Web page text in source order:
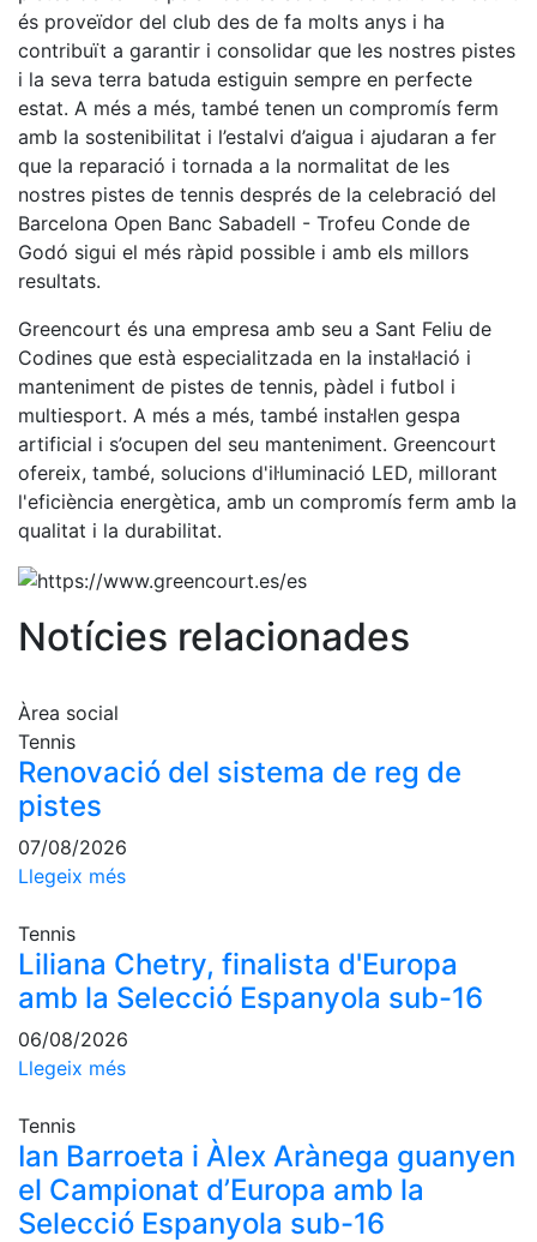
Serveis
Instal·lacions
Preguntes
Freqüents
(FAQs)
Treballa amb
nosaltres
Àrea esportiva
Tennis
Escola de
tennis
Next Gen
Palmarès
equips
Llegendes
Jugadors
Competicions
Campionat
Social de
Quadres
Quadre
d'Honor
Històric
del
Campionat
Fotos
Normativa
Pàdel
Pàdel
Campionat
Social Pàdel
Quadres
és proveïdor del club des de fa molts anys i ha
contribuït a garantir i consolidar que les nostres pistes
i la seva terra batuda estiguin sempre en perfecte
estat. A més a més, també tenen un compromís ferm
amb la sostenibilitat i l’estalvi d’aigua i ajudaran a fer
que la reparació i tornada a la normalitat de les
nostres pistes de tennis després de la celebració del
Barcelona Open Banc Sabadell - Trofeu Conde de
Godó sigui el més ràpid possible i amb els millors
resultats.
Greencourt és una empresa amb seu a Sant Feliu de
Codines que està especialitzada en la instal·lació i
manteniment de pistes de tennis, pàdel i futbol i
multiesport. A més a més, també instal·len gespa
artificial i s’ocupen del seu manteniment. Greencourt
ofereix, també, solucions d'il·luminació LED, millorant
l'eficiència energètica, amb un compromís ferm amb la
qualitat i la durabilitat.
Notícies relacionades
Àrea social
Tennis
Renovació del sistema de reg de
pistes
07/08/2026
Llegeix més
Tennis
Liliana Chetry, finalista d'Europa
amb la Selecció Espanyola sub-16
06/08/2026
Llegeix més
Tennis
Ian Barroeta i Àlex Arànega guanyen
el Campionat d’Europa amb la
Selecció Espanyola sub-16